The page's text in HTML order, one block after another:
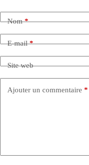
Nom*
E-mail*
Site web
Ajouter un commentaire *